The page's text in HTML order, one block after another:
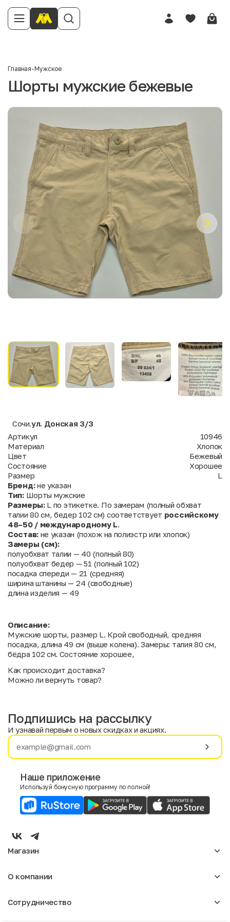
Главная-Мужское
Шорты мужские бежевые
Сочи ул. Донская 3/3
Артикул
10946
Материал
Хлопок
Цвет
Бежевый
Состояние
Хорошее
Размер
L
Бренд:не указан
Тип:Шорты мужские
Размеры:L по этикетке. По замерам (полный обхват
талии 80 см, бедер 102 см) соответствует российскому
48–50 / международному L.
Состав:не указан (похож на полиэстр или хлопок)
Замеры (см):
полуобхват талии — 40 (полный 80)
полуобхват бедер — 51 (полный 102)
посадка спереди — 21 (средняя)
ширина штанины — 24 (свободные)
длина изделия — 49
Описание:
Мужские шорты, размер L. Крой свободный, средняя
посадка, длина 49 см (выше колена). Замеры: талия 80 см,
бёдра 102 см. Состояние хорошее,
Как происходит доставка?
Можно ли вернуть товар?
Имя
E-mail
Мужской
Подпишись на рассылку
И узнавай первым о новых скидках и акциях.
Наше приложение
Используй бонусную программу по полной!
Магазин
Мужское
О компании
Отзывы
Сотрудничество